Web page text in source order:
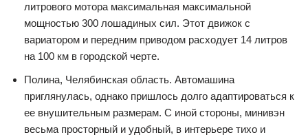
литрового мотора максимальная максимальной
мощностью 300 лошадиных сил. Этот движок с
вариатором и передним приводом расходует 14 литров
на 100 км в городской черте.
Полина, Челябинская область. Автомашина
приглянулась, однако пришлось долго адаптироваться к
ее внушительным размерам. С иной стороны, минивэн
весьма просторный и удобный, в интерьере тихо и